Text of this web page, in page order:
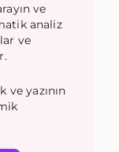
ve
analiz
ve
yazının